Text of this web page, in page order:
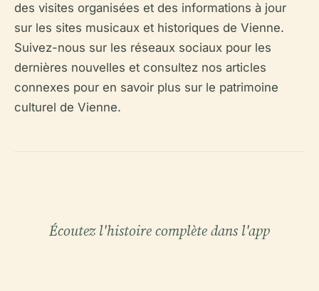
des visites organisées et des informations à jour
sur les sites musicaux et historiques de Vienne.
Suivez-nous sur les réseaux sociaux pour les
dernières nouvelles et consultez nos articles
connexes pour en savoir plus sur le patrimoine
culturel de Vienne.
Écoutez l'histoire complète dans l'app